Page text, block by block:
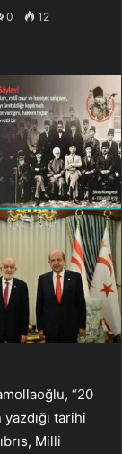
0 12
“20
tarihi
Milli